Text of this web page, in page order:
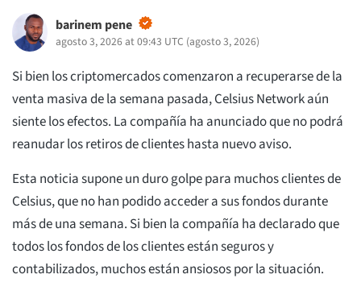
barinem pene
agosto 3, 2026 at 09:43 UTC (agosto 3, 2026)
Si bien los criptomercados comenzaron a recuperarse de la
venta masiva de la semana pasada, Celsius Network aún
siente los efectos. La compañía ha anunciado que no podrá
reanudar los retiros de clientes hasta nuevo aviso.
Esta noticia supone un duro golpe para muchos clientes de
Celsius, que no han podido acceder a sus fondos durante
más de una semana. Si bien la compañía ha declarado que
todos los fondos de los clientes están seguros y
contabilizados, muchos están ansiosos por la situación.